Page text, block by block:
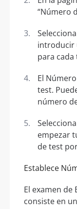
“Número
introducir
para
El
test.
número
empezar
de test
Establece
El examen de
consiste en